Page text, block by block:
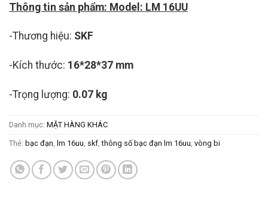
Thông tin sản phẩm: Model: LM 16UU
-Thương hiệu: SKF
-Kích thước: 16*28*37 mm
-Trọng lượng: 0.07 kg
Danh mục: MẶT HÀNG KHÁC
Thẻ: bạc đạn lm 16uu skf ,thông số bạc đạn lm 16uu vòng bi